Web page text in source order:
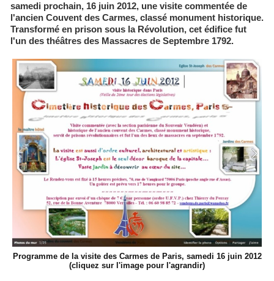
samedi prochain, 16 juin 2012, une visite commentée de
l'ancien Couvent des Carmes, classé monument historique.
Transformé en prison sous la Révolution, cet édifice fut
l'un des théâtres des Massacres de Septembre 1792.
Programme de la visite des Carmes de Paris, samedi 16 juin 2012
(cliquez sur l'image pour l'agrandir)